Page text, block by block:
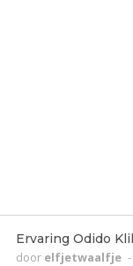
Ervaring Odido
door elfjetwaalfje -